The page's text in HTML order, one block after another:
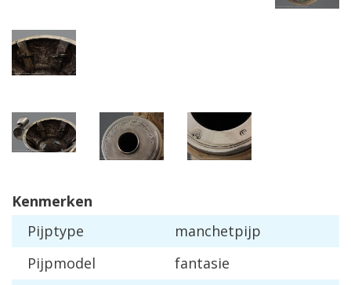
Kenmerken
Pijptype
manchetpijp
Pijpmodel
fantasie